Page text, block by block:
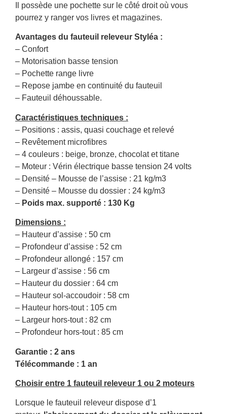
Il possède une pochette sur le côté droit où vous
pourrez y ranger vos livres et magazines.
Avantages du fauteuil releveur Styléa :
– Confort
– Motorisation basse tension
– Pochette range livre
– Repose jambe en continuité du fauteuil
– Fauteuil déhoussable.
Caractéristiques techniques :
– Positions : assis, quasi couchage et relevé
– Revêtement microfibres
– 4 couleurs : beige, bronze, chocolat et titane
– Moteur : Vérin électrique basse tension 24 volts
– Densité – Mousse de l’assise : 21 kg/m3
– Densité – Mousse du dossier : 24 kg/m3
– Poids max. supporté : 130 Kg
Dimensions :
– Hauteur d’assise : 50 cm
– Profondeur d’assise : 52 cm
– Profondeur allongé : 157 cm
– Largeur d’assise : 56 cm
– Hauteur du dossier : 64 cm
– Hauteur sol-accoudoir : 58 cm
– Hauteur hors-tout : 105 cm
– Largeur hors-tout : 82 cm
– Profondeur hors-tout : 85 cm
Garantie : 2 ans
Télécommande : 1 an
Choisir entre 1 fauteuil releveur 1 ou 2 moteurs
Lorsque le fauteuil releveur dispose d’1